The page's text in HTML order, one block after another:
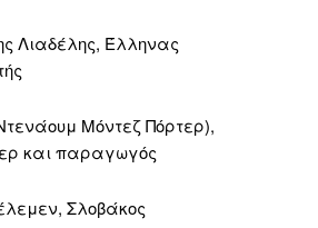
Λιαδέλης, Έλληνας
Μόντεζ Πόρτερ),
και παραγωγός
Σλοβάκος